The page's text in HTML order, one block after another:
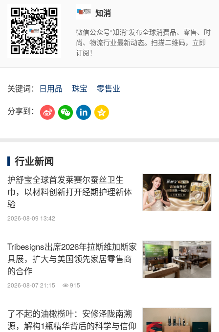
知消
微信公众号“知消”发布全球消费品、零售、时
尚、物流行业最新动态。扫描二维码，立即
订阅！
关键词： 日用品 珠宝
零售业
分享到：
行业新闻
护舒宝全球首发莱赛尔蚕丝卫生
巾，以材料创新打开经期护理新体
验
2026-08-09 13:42
Tribesigns出席2026年拉斯维加斯家
具展，扩大与美国领先家居零售商
的合作
2026-08-07 21:15 915
了不起的油橄榄叶：安修泽陇南溯
源，解构1瓶精华背后的科学与信仰